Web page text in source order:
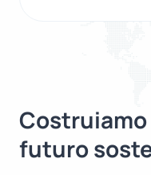
futuro